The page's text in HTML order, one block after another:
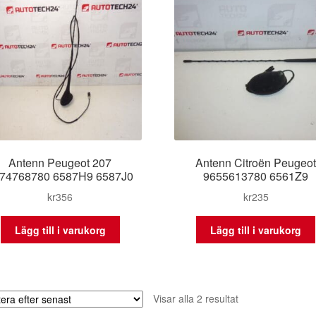
Antenn Peugeot 207
6587H9 6587J0
kr356
Lägg till i varukorg
Antenn Citroën Peugeot
9655613780 6561Z9
kr235
Lägg till i varukorg
Visar alla 2 resultatSortera